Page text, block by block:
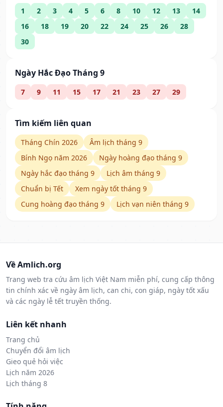
1 2 3 4 5 6 8 10 12 13
14
16
18 19 20 22 24 25 26
28
30
Ngày Hắc Đạo Tháng 9
7 9 11 15 17 21 23 27 29
Tìm kiếm liên quan
Tháng Chín 2026
Âm lịch tháng 9
Bính Ngọ năm 2026
Ngày hoàng đạo tháng 9
Ngày hắc đạo tháng 9
Lịch âm tháng 9
Chuẩn bị Tết
Xem ngày tốt tháng 9
Cung hoàng đạo tháng 9
Lịch vạn niên tháng 9
Về Amlich.org
Trang web tra cứu âm lịch Việt Nam miễn phí, cung cấp thông
tin chính xác về ngày âm lịch, can chi, con giáp, ngày tốt xấu
và các ngày lễ tết truyền thống.
Liên kết nhanh
Trang chủ
Chuyển đổi âm lịch
Gieo quẻ hỏi việc
Lịch năm 2026
Lịch tháng 8